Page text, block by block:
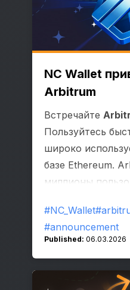
NC Wallet
Arbitrum
Встречайте
Пользуйтесь
широко
базе Ethereum.
миллионы
экосистему
#NC_Wallet
#announcement
Published: 06.03.2026